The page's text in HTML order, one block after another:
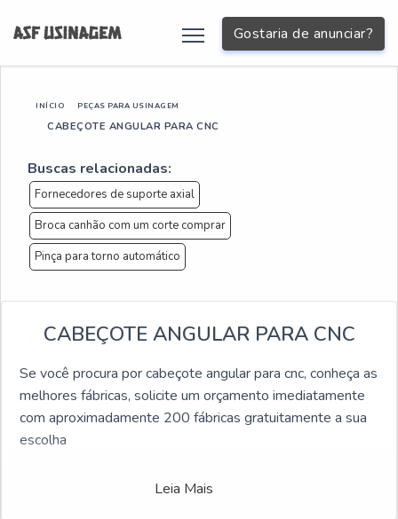
Gostaria de anunciar?
INÍCIO PEÇAS PARA USINAGEM
CABEÇOTE ANGULAR PARA CNC
Buscas relacionadas:
Fornecedores de suporte axial
Broca canhão com um corte comprar
Pinça para torno automático
CABEÇOTE ANGULAR PARA CNC
Se você procura por cabeçote angular para cnc, conheça as
melhores fábricas, solicite um orçamento imediatamente
com aproximadamente 200 fábricas gratuitamente a sua
escolha
Leia Mais